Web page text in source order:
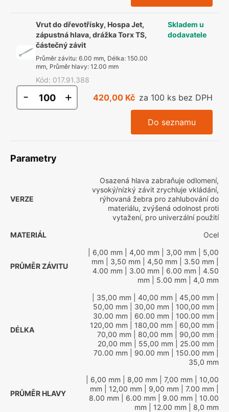
Vrut do dřevotřísky, Hospa Jet,
zápustná hlava, drážka Torx TS,
částečný závit
Průměr závitu:6.00 mm, Délka:150.00
mm, Průměr hlavy:12.00 mm
Kód: 017.91.388
Skladem u
dodavatele
- + 420,00 Kč za 100 ks bez DPH
Do seznamu
Parametry
VERZE
Osazená hlava zabraňuje odlomení,
vysoký/nízký závit zrychluje vkládání,
rýhovaná žebra pro zahlubování do
materiálu, zvýšená odolnost proti
vytažení, pro univerzální použití
MATERIÁL
Ocel
PRŮMĚR ZÁVITU
| 6,00 mm | 4,00 mm | 3,00 mm | 5,00
mm | 3,50 mm | 4,50 mm | 3.50 mm
4.00 mm | 3.00 mm | 6.00 mm | 4.50
mm | 5.00 mm | 4,0 mm
DÉLKA
| 35,00 mm | 40,00 mm | 45,00 mm
50,00 mm | 30,00 mm | 100,00 mm
30.00 mm | 60.00 mm | 100.00 mm
120,00 mm | 180,00 mm | 60,00 mm
70,00 mm | 80,00 mm | 90,00 mm
20,00 mm | 55,00 mm | 25.00 mm
70.00 mm | 90.00 mm | 150.00 mm
35,0 mm
PRŮMĚR HLAVY
| 6,00 mm | 8,00 mm | 7,00 mm | 10,00
mm | 12,00 mm | 9,00 mm | 7.00 mm
8.00 mm | 6.00 mm | 9.00 mm | 10.00
mm | 12.00 mm | 8,0 mm